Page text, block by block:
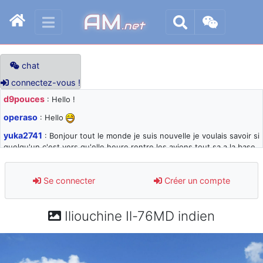
AM.net
chat
connectez-vous !
d9pouces : Hello !
operaso : Hello
yuka2741 : Bonjour tout le monde je suis nouvelle je voulais savoir si
quelqu'un c'est vers qu'elle heure rentre les avions tout sa a la base
d9pouces: désolé pour les quelques blocages du site ces derniers
jours : je teste des méthodes contre le spam et les bots trop nocifs
: Super, la nouvelle bannière
: je suis un avion@,._,+ > lesquels ? je ne suis pas sûr de
Se connecter Créer un compte
Iliouchine Il-76MD indien